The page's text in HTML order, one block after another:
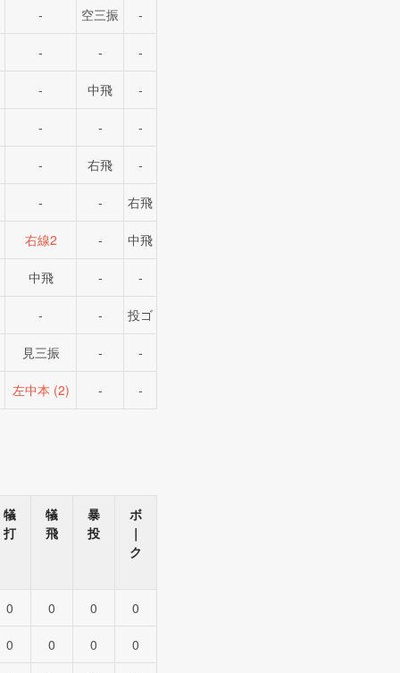
- 空三振 -
- - -
- 中飛 -
- - -
- 右飛 -
- - 右飛
右線2 - 中飛
中飛 - -
- - 投ゴ
見三振 - -
左中本 (2) - -
犠
打
犠
飛
暴
投
ボ
｜
ク
0 0 0
0
0 0 0
0